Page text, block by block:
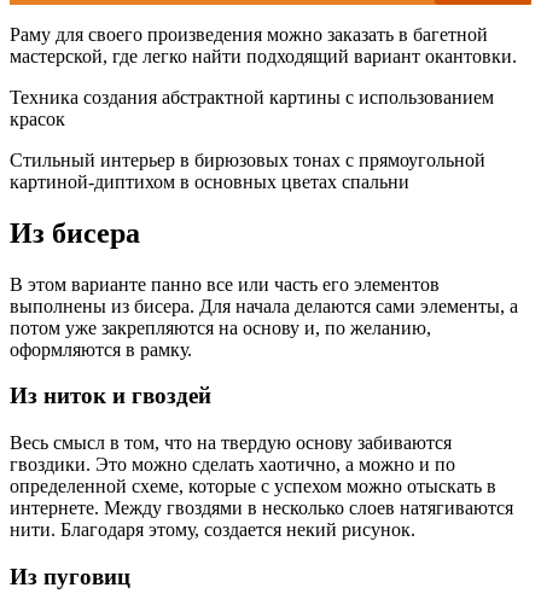
Раму для своего произведения можно заказать в багетной
мастерской, где легко найти подходящий вариант окантовки.
Техника создания абстрактной картины с использованием
красок
Стильный интерьер в бирюзовых тонах с прямоугольной
картиной-диптихом в основных цветах спальни
Из бисера
В этом варианте панно все или часть его элементов
выполнены из бисера. Для начала делаются сами элементы, а
потом уже закрепляются на основу и, по желанию,
оформляются в рамку.
Из ниток и гвоздей
Весь смысл в том, что на твердую основу забиваются
гвоздики. Это можно сделать хаотично, а можно и по
определенной схеме, которые с успехом можно отыскать в
интернете. Между гвоздями в несколько слоев натягиваются
нити. Благодаря этому, создается некий рисунок.
Из пуговиц